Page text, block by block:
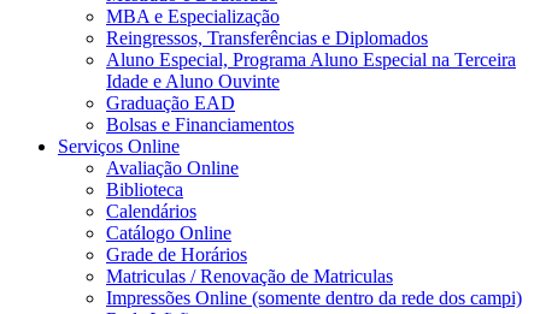
MBA e Especialização
Reingressos, Transferências e Diplomados
Aluno Especial, Programa Aluno Especial na Terceira
Idade e Aluno Ouvinte
Graduação EAD
Bolsas e Financiamentos
Serviços Online
Avaliação Online
Biblioteca
Calendários
Catálogo Online
Grade de Horários
Matriculas / Renovação de Matriculas
Impressões Online (somente dentro da rede dos campi)